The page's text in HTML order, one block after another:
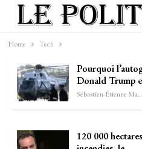
Home Tech
Pourquoi
Donald Trump
Sébastien-Étienne Marechal
120 000